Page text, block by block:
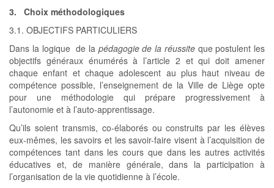
3. Choix méthodologiques
3.1. OBJECTIFS PARTICULIERS
Dans la logique de la pédagogie de la réussiteque postulent les
objectifs généraux énumérés à l’article 2 et qui doit amener
chaque enfant et chaque adolescent au plus haut niveau de
compétence possible, l’enseignement de la Ville de Liège opte
pour une méthodologie qui prépare progressivement à
l’autonomie et à l’auto-apprentissage.
Qu’ils soient transmis, co-élaborés ou construits par les élèves
eux-mêmes, les savoirs et les savoir-faire visent à l’acquisition de
compétences tant dans les cours que dans les autres activités
éducatives et, de manière générale, dans la participation à
l’organisation de la vie quotidienne à l’école.